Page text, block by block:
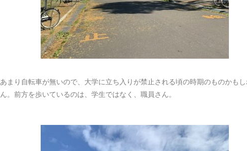
あまり自転車が無いので、大学に立ち入りが禁止される頃の時期のものかも
ん。前方を歩いているのは、学生ではなく、職員さん。